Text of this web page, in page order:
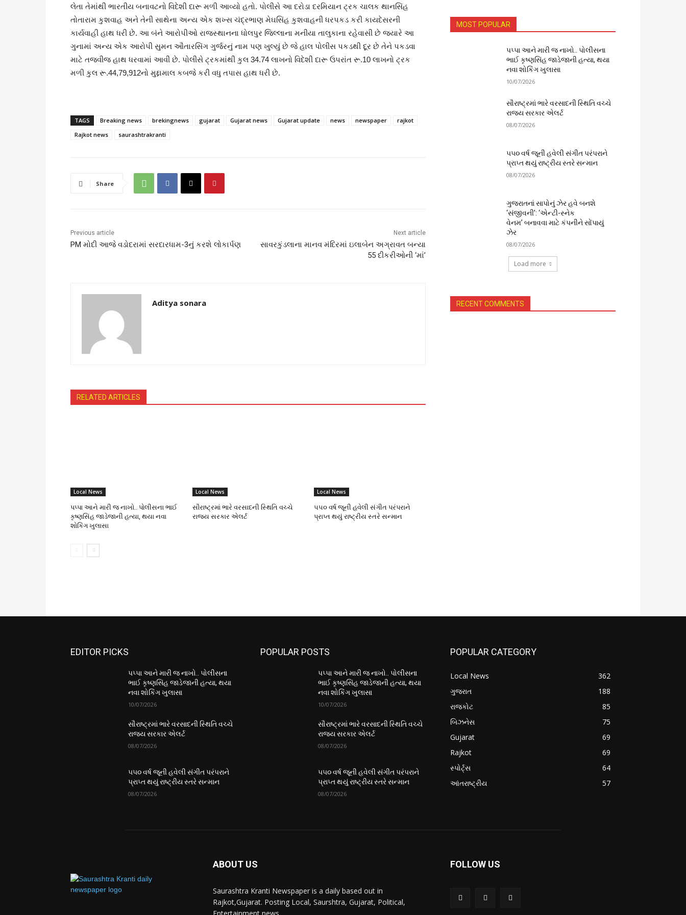
લેતા તેમાંથી ભારતીય બનાવટનો વિદેશી દારૂ મળી આવ્યો હતો. પોલીસે આ દરોડા દરમિયાન ટ્રક ચાલક થાનસિંહ
તોતારામ કુશવાહ અને તેની સાથેના અન્ય એક શખ્સ ચંદ્રભાણ મેઘસિંહ કુશવાહની ધરપકડ કરી કાયદેસરની
કાર્યવાહી હાથ ધરી છે. આ બંને આરોપીઓ રાજસ્થાનના ધોલપુર જિલ્લાના મનીયા તાલુકાના રહેવાસી છે જયારે આ
ગુનામાં અન્ય એક આરોપી સુમન ઔતારસિંગ ગુર્જરનું નામ પણ ખુલ્યું છે જે હાલ પોલીસ પકડથી દૂર છે તેને પકડવા
માટે તજવીજ હાથ ધરવામાં આવી છે. પોલીસે ટ્રકમાંથી કુલ 34.74 લાખનો વિદેશી દારૂ ઉપરાંત રૂ.10 લાખનો ટ્રક
મળી કુલ રૂ.44,79,912નો મુદ્દામાલ કબજે કરી વધુ તપાસ હાથ ધરી છે.
TAGS Breaking news brekingnews gujarat Gujarat news Gujarat update news newspaper
rajkot
Rajkot news
saurashtrakranti
Share
Previous article
PM મોદી આજે વડોદરામાં સરદારધામ-3નું કરશે લોકાર્પણ
Next article
સાવરકુંડલાના માનવ મંદિરમાં ઇલાબેન અગ્રાવત બન્યા
55 દીકરીઓની ‘માં’
Aditya sonara
RELATED ARTICLES
Local News
પપ્પા આને મારી જ નાખો.. પોલીસના ભાઈ
કૃષ્ણસિંહ જાડેજાની હત્યા, થયા નવા
શોકિંગ ખુલાસા
Local News
સૌરાષ્ટ્રમાં ભારે વરસાદની સ્થિતિ વચ્ચે
રાજ્ય સરકાર એલર્ટ
Local News
૫૫૦ વર્ષ જૂની હવેલી સંગીત પરંપરાને
પ્રાપ્ત થયું રાષ્ટ્રીય સ્તરે સન્માન
MOST POPULAR
પપ્પા આને મારી જ નાખો.. પોલીસના
ભાઈ કૃષ્ણસિંહ જાડેજાની હત્યા, થયા
નવા શોકિંગ ખુલાસા
10/07/2026
સૌરાષ્ટ્રમાં ભારે વરસાદની સ્થિતિ વચ્ચે
રાજ્ય સરકાર એલર્ટ
08/07/2026
૫૫૦ વર્ષ જૂની હવેલી સંગીત પરંપરાને
પ્રાપ્ત થયું રાષ્ટ્રીય સ્તરે સન્માન
08/07/2026
ગુજરાતનાં સાપોનું ઝેર હવે બનશે
‘સંજીવની’: ‘એન્ટી-સ્નેક
વેનમ’ બનાવવા માટે કંપનીને સોંપાયું
ઝેર
08/07/2026
Load more
RECENT COMMENTS
EDITOR PICKS
પપ્પા આને મારી જ નાખો.. પોલીસના
ભાઈ કૃષ્ણસિંહ જાડેજાની હત્યા, થયા
નવા શોકિંગ ખુલાસા
10/07/2026
સૌરાષ્ટ્રમાં ભારે વરસાદની સ્થિતિ વચ્ચે
રાજ્ય સરકાર એલર્ટ
08/07/2026
૫૫૦ વર્ષ જૂની હવેલી સંગીત પરંપરાને
પ્રાપ્ત થયું રાષ્ટ્રીય સ્તરે સન્માન
08/07/2026
POPULAR POSTS
પપ્પા આને મારી જ નાખો.. પોલીસના
ભાઈ કૃષ્ણસિંહ જાડેજાની હત્યા, થયા
નવા શોકિંગ ખુલાસા
10/07/2026
સૌરાષ્ટ્રમાં ભારે વરસાદની સ્થિતિ વચ્ચે
રાજ્ય સરકાર એલર્ટ
08/07/2026
૫૫૦ વર્ષ જૂની હવેલી સંગીત પરંપરાને
પ્રાપ્ત થયું રાષ્ટ્રીય સ્તરે સન્માન
08/07/2026
POPULAR CATEGORY
Local News
362
ગુજરાત
188
રાજકોટ
85
બિઝનેસ
75
Gujarat
69
Rajkot
69
સ્પોર્ટ્સ
64
આંતરાષ્ટ્રીય
57
ABOUT US
Saurashtra Kranti Newspaper is a daily based out in
Rajkot,Gujarat. Posting Local, Saurshtra, Gujarat, Political,
FOLLOW US